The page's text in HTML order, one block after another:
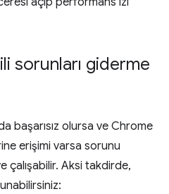
sorunları giderme
başarısız olursa ve Chrome
erişimi varsa sorunu
çalışabilir. Aksi takdirde,